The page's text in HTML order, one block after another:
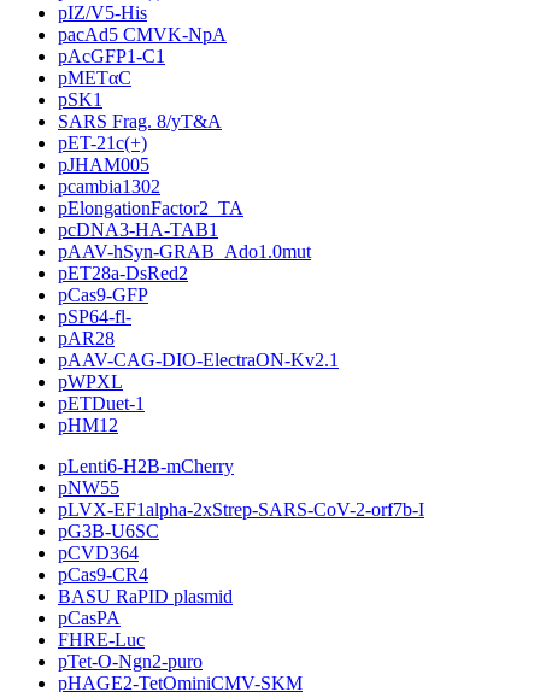
pIZ/V5-His
pacAd5 CMVK-NpA
pAcGFP1-C1
pMETαC
pSK1
SARS Frag. 8/yT&A
pET-21c(+)
pJHAM005
pcambia1302
pElongationFactor2_TA
pcDNA3-HA-TAB1
pAAV-hSyn-GRAB_Ado1.0mut
pET28a-DsRed2
pCas9-GFP
pSP64-fl-
pAR28
pAAV-CAG-DIO-ElectraON-Kv2.1
pWPXL
pETDuet-1
pHM12
pLenti6-H2B-mCherry
pNW55
pLVX-EF1alpha-2xStrep-SARS-CoV-2-orf7b-I
pG3B-U6SC
pCVD364
pCas9-CR4
BASU RaPID plasmid
pCasPA
FHRE-Luc
pTet-O-Ngn2-puro
pHAGE2-TetOminiCMV-SKM